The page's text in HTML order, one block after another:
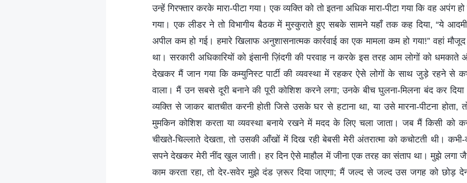
उन्हें गिरफ्तार करके मारा-पीटा गया। एक व्यक्ति को तो इतना अधिक मारा-पीटा गया कि वह अपंग
गया। एक लीडर ने तो विभागीय बैठक में मुस्कुराते हुए सबके सामने यहाँ तक कह दिया, “ये
अपील कम हो गई। हमारे खिलाफ अनुशासनात्मक कार्रवाई का एक मामला कम हो गया!” वहां
था। सरकारी अधिकारियों को इंसानी ज़िंदगी की परवाह न करके इस तरह आम लोगों को
देखकर मैं जान गया कि कम्युनिस्ट पार्टी की व्यवस्था में रहकर ऐसे लोगों के साथ जुड़े रहने से
वाला। मैं उन सबसे दूरी बनाने की पूरी कोशिश करने लगा; उनके बीच घुलना-मिलना बंद कर
व्यक्ति से जाकर बातचीत करनी होती जिसे उसके घर से हटाना था, या उसे मारना-पीटना होता,
मुमकिन कोशिश करता या व्यवस्था बनाये रखने में मदद के लिए चला जाता। जब मैं किसी को
चीखते-चिल्लाते देखता, तो उसकी आँखों में दिख रही बेबसी मेरी अंतरात्मा को कचोटती थी।
सपने देखकर मेरी नींद खुल जाती। हर दिन ऐसे माहौल में जीना एक तरह का संताप था। मुझे
काम करता रहा, तो देर-सवेर मुझे दंड ज़रूर दिया जाएगा; मैं जल्द से जल्द उस जगह को छोड़